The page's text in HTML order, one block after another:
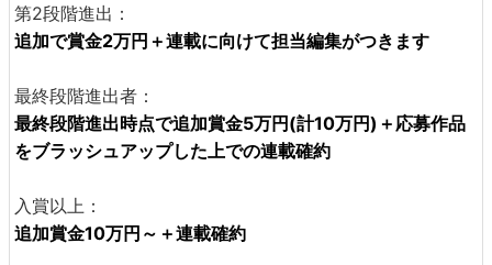
第2段階進出：
追加で賞金2万円＋連載に向けて担当編集がつきます
最終段階進出者：
最終段階進出時点で追加賞金5万円(計10万円)＋応募作品
をブラッシュアップした上での連載確約
入賞以上：
追加賞金10万円～＋連載確約